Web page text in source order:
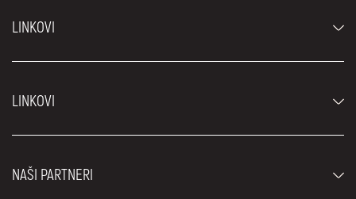
LINKOVI
Luksuzni automobili
Cene
LINKOVI
NAŠI PARTNERI